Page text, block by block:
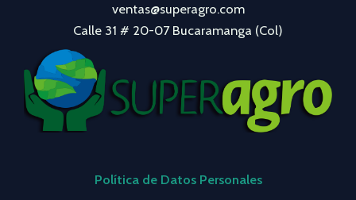
ventas@superagro.com
Calle 31 # 20-07 Bucaramanga (Col)
Política de Datos Personales